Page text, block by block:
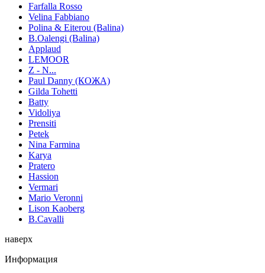
Farfalla Rosso
Velina Fabbiano
Polina & Eiterou (Balina)
B.Oalengi (Balina)
Applaud
LEMOOR
Z - N...
Paul Danny (КОЖА)
Gilda Tohetti
Batty
Vidoliya
Prensiti
Petek
Nina Farmina
Karya
Pratero
Hassion
Vermari
Mario Veronni
Lison Kaoberg
B.Cavalli
наверх
Информация